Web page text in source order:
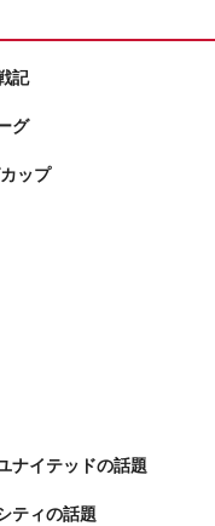
記
グ
ップ
ナイテッドの話題
ティの話題